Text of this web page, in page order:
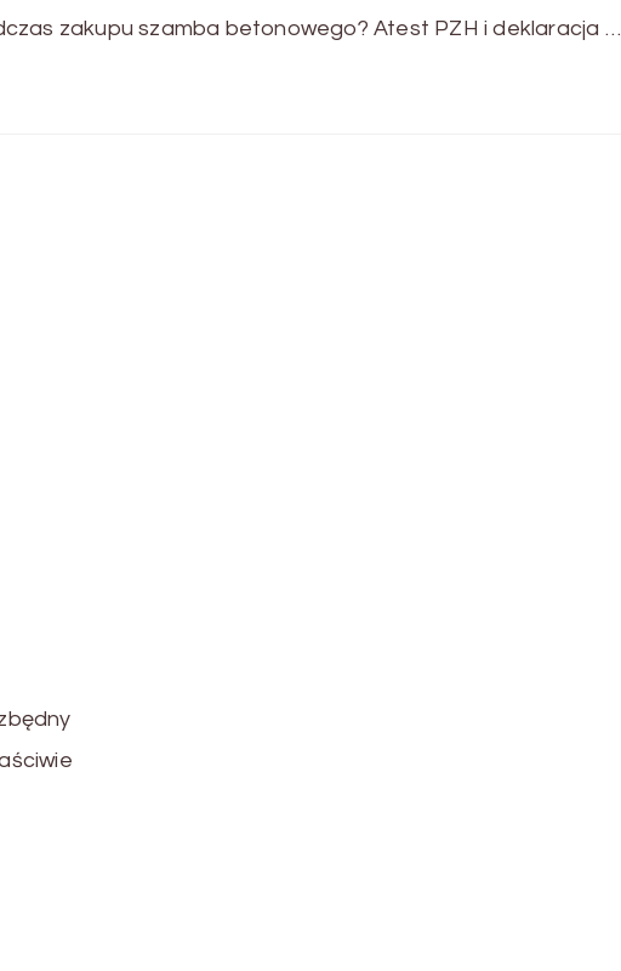
zakupu szamba betonowego? Atest PZH i deklaracja …